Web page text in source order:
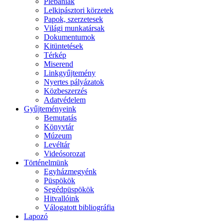
Lelkipásztori körzetek
Papok, szerzetesek
Világi munkatársak
Dokumentumok
Kitüntetések
Térkép
Miserend
Linkgyűjtemény
Nyertes pályázatok
Közbeszerzés
Adatvédelem
Gyűjteményeink
Bemutatás
Könyvtár
Múzeum
Levéltár
Videósorozat
Történelmünk
Egyházmegyénk
Püspökök
Segédpüspökök
Hitvallóink
Válogatott bibliográfia
Lapozó